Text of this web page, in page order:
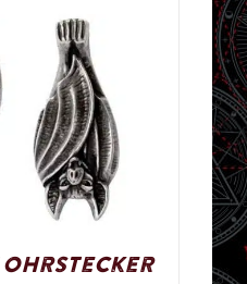
Ohrstecker